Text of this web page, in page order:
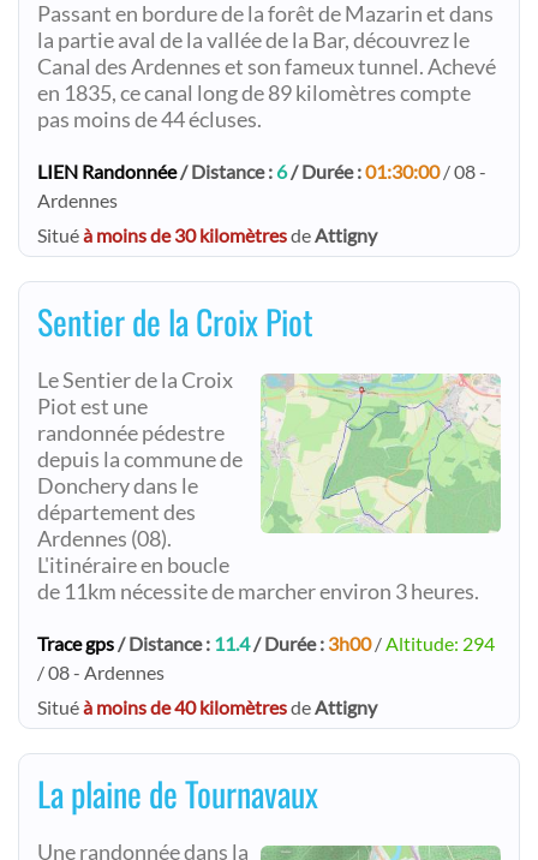
Passant en bordure de la forêt de Mazarin et dans
la partie aval de la vallée de la Bar, découvrez le
Canal des Ardennes et son fameux tunnel. Achevé
en 1835, ce canal long de 89 kilomètres compte
pas moins de 44 écluses.
LIEN Randonnée/ Distance : 6/ Durée :01:30:00/ 08 -
Ardennes
Situéà moins de 30 kilomètresdeAttigny
Sentier de la Croix Piot
Le Sentier de la Croix
Piot est une
randonnée pédestre
depuis la commune de
Donchery dans le
département des
Ardennes (08).
L'itinéraire en boucle
de 11km nécessite de marcher environ 3 heures.
Trace gps/ Distance : 11.4/ Durée : 3h00/Altitude: 294
/ 08 - Ardennes
Situéà moins de 40 kilomètresdeAttigny
La plaine de Tournavaux
Une randonnée dans la